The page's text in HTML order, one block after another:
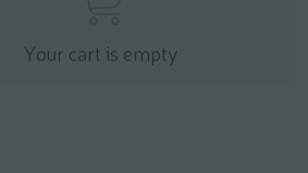
Your cart is empty